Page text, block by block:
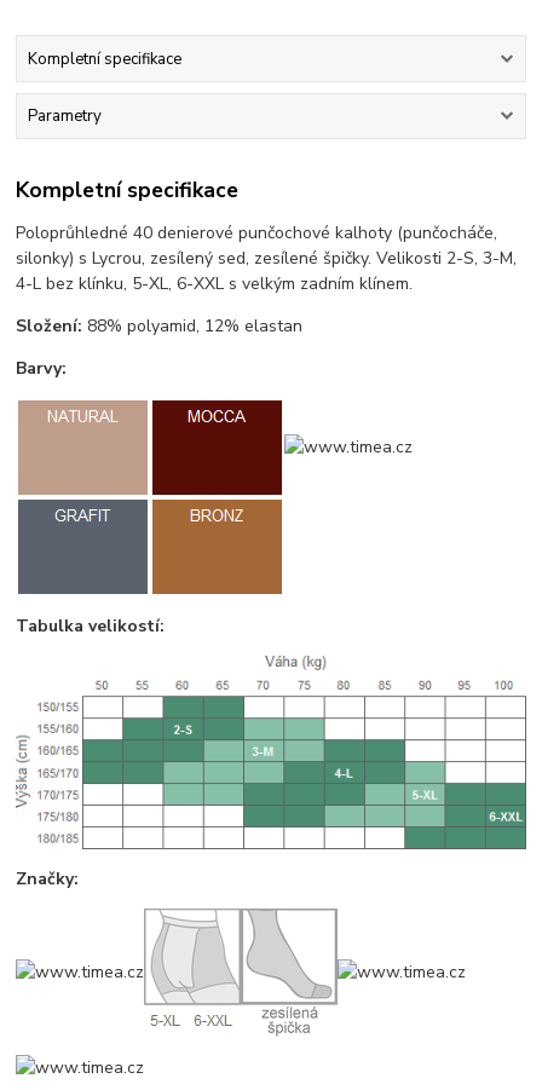
Kompletní specifikace
Parametry
Kompletní specifikace
Poloprůhledné 40 denierové punčochové kalhoty (punčocháče,
silonky) s Lycrou, zesílený sed, zesílené špičky. Velikosti 2-S, 3-M,
4-L bez klínku, 5-XL, 6-XXL s velkým zadním klínem.
Složení: 88% polyamid, 12% elastan
Barvy:
Tabulka velikostí:
Značky: